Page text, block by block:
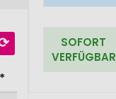
SOFORT
VERFÜGBAR